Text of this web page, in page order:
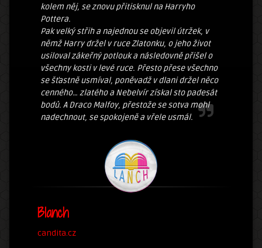
kolem něj, se znovu přitisknul na Harryho
Pottera.
Pak velký střih a najednou se objevil útržek, v
němž Harry držel v ruce Zlatonku, o jeho život
usiloval zákeřný potlouk a následovně přišel o
všechny kosti v levé ruce. Přesto přese všechno
se šťastně usmíval, poněvadž v dlani držel něco
cenného… zlatého a Nebelvír získal sto padesát
bodů. A Draco Malfoy, přestože se sotva mohl
nadechnout, se spokojeně a vřele usmál.
Blanch
candita.cz